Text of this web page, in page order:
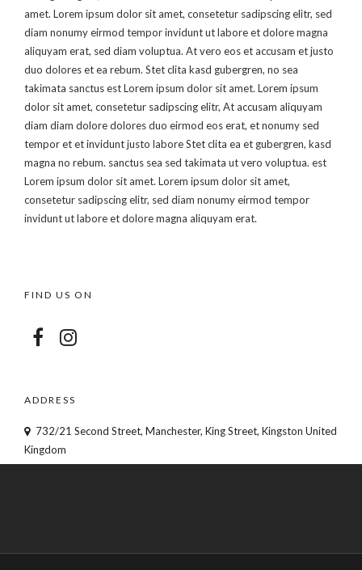
amet. Lorem ipsum dolor sit amet, consetetur sadipscing elitr, sed
diam nonumy eirmod tempor invidunt ut labore et dolore magna
aliquyam erat, sed diam voluptua. At vero eos et accusam et justo
duo dolores et ea rebum. Stet clita kasd gubergren, no sea
takimata sanctus est Lorem ipsum dolor sit amet. Lorem ipsum
dolor sit amet, consetetur sadipscing elitr, At accusam aliquyam
diam diam dolore dolores duo eirmod eos erat, et nonumy sed
tempor et et invidunt justo labore Stet clita ea et gubergren, kasd
magna no rebum. sanctus sea sed takimata ut vero voluptua. est
Lorem ipsum dolor sit amet. Lorem ipsum dolor sit amet,
consetetur sadipscing elitr, sed diam nonumy eirmod tempor
invidunt ut labore et dolore magna aliquyam erat.
FIND US ON
ADDRESS
732/21 Second Street, Manchester, King Street, Kingston United
Kingdom